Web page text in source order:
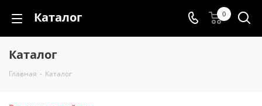
Каталог 0
Каталог
Главная - Каталог